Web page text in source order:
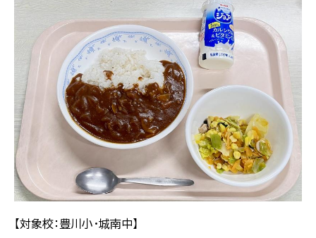
【対象校：豊川小・城南中】